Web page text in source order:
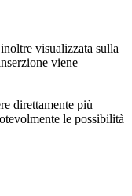
visualizzata sulla
viene
direttamente più
le possibilità